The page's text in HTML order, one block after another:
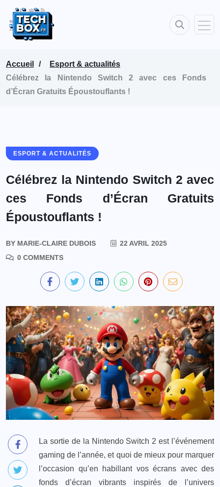
Accueil
Esport & actualités
Célébrez la Nintendo Switch 2 avec ces Fonds
d’Écran Gratuits Époustouflants !
ESPORT & ACTUALITÉS
Célébrez la Nintendo Switch 2 avec
ces Fonds d’Écran Gratuits
Époustouflants !
BY MARIE-CLAIRE DUBOIS
22 AVRIL 2025
0 COMMENTS
La sortie de la Nintendo Switch 2 est l’événement
gaming de l’année, et quoi de mieux pour marquer
l’occasion qu’en habillant vos écrans avec des
fonds d’écran vibrants inspirés de l’univers